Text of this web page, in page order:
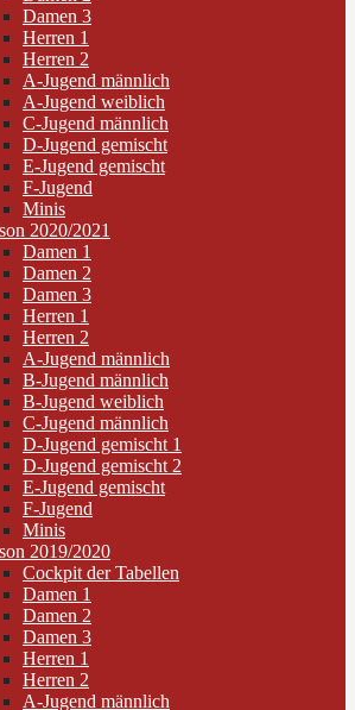
Damen 3
Herren 1
Herren 2
A-Jugend männlich
A-Jugend weiblich
C-Jugend männlich
D-Jugend gemischt
E-Jugend gemischt
F-Jugend
Minis
2020/2021
Damen 1
Damen 2
Damen 3
Herren 1
Herren 2
A-Jugend männlich
B-Jugend männlich
B-Jugend weiblich
C-Jugend männlich
D-Jugend gemischt 1
D-Jugend gemischt 2
E-Jugend gemischt
F-Jugend
Minis
2019/2020
Cockpit der Tabellen
Damen 1
Damen 2
Damen 3
Herren 1
Herren 2
A-Jugend männlich